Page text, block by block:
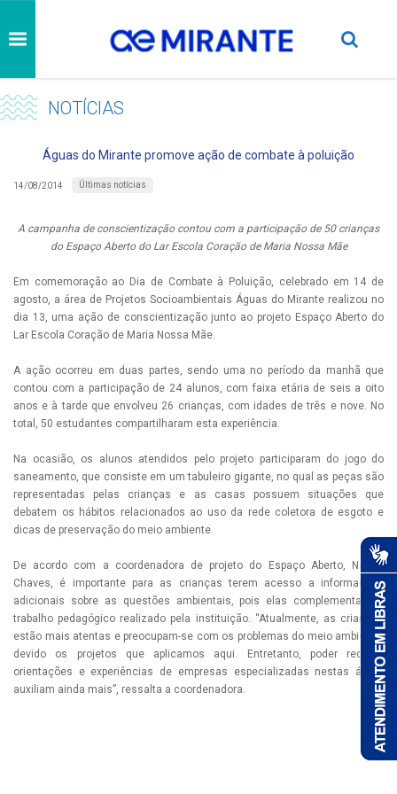
NOTÍCIAS
Águas do Mirante promove ação de combate à poluição
14/08/2014 Últimas notícias
A campanha de conscientização contou com a participação de 50 crianças
do Espaço Aberto do Lar Escola Coração de Maria Nossa Mãe
Em comemoração ao Dia de Combate à Poluição, celebrado em 14 de
agosto, a área de Projetos Socioambientais Águas do Mirante realizou no
dia 13, uma ação de conscientização junto ao projeto Espaço Aberto do
Lar Escola Coração de Maria Nossa Mãe.
A ação ocorreu em duas partes, sendo uma no período da manhã que
contou com a participação de 24 alunos, com faixa etária de seis a oito
anos e à tarde que envolveu 26 crianças, com idades de três e nove. No
total, 50 estudantes compartilharam esta experiência.
Na ocasião, os alunos atendidos pelo projeto participaram do jogo do
saneamento, que consiste em um tabuleiro gigante, no qual as peças são
representadas pelas crianças e as casas possuem situações que
debatem os hábitos relacionados ao uso da rede coletora de esgoto e
dicas de preservação do meio ambiente.
De acordo com a coordenadora de projeto do Espaço Aberto, Naiara
Chaves, é importante para as crianças terem acesso a informações
adicionais sobre as questões ambientais, pois elas complementam o
trabalho pedagógico realizado pela instituição. “Atualmente, as crianças
estão mais atentas e preocupam-se com os problemas do meio ambiente,
devido os projetos que aplicamos aqui. Entretanto, poder receber
orientações e experiências de empresas especializadas nestas áreas
auxiliam ainda mais”, ressalta a coordenadora.